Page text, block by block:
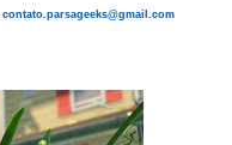
contato.parsageeks@gmail.com